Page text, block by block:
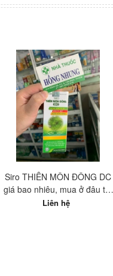
Siro THIÊN MÔN ĐÔNG DC
giá bao nhiêu, mua ở đâu tốt
nhất?
Liên hệ